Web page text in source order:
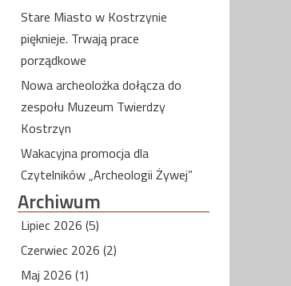
Stare Miasto w Kostrzynie
pięknieje. Trwają prace
porządkowe
Nowa archeolożka dołącza do
zespołu Muzeum Twierdzy
Kostrzyn
Wakacyjna promocja dla
Czytelników „Archeologii Żywej”
Archiwum
Lipiec 2026 (5)
Czerwiec 2026 (2)
Maj 2026 (1)